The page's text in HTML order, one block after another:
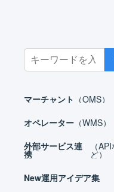
Search
for:
マーチャント （OMS）
オペレーター （WMS）
外部サービス連
携
（
ど）
New運用アイデア集
ホーム 外部サービス連
外部
（